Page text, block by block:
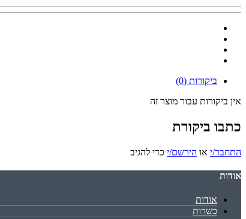
ביקורות (0)
אין ביקורות עבור מוצר זה
כתבו ביקורת
התחבר/י או הירשם/י כדי להגיב
אודות
אודות
כשרות